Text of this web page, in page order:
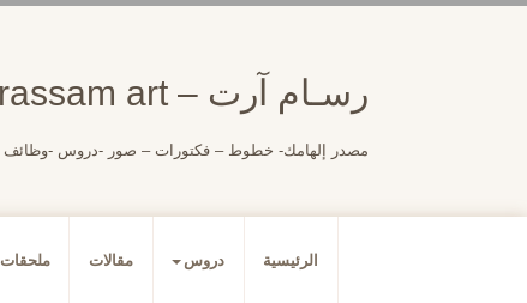
رسـام آرت – rassam art
مصدر إلهامك- خطوط – فكتورات – صور -دروس -وظائف
الرئيسية دروس مقالات ملحقات